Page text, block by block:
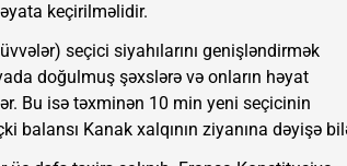
keçirilməlidir.
seçici siyahılarını genişləndirmək
doğulmuş şəxslərə və onların həyat
Bu isə təxminən 10 min yeni seçicinin
balansı Kanak xalqının ziyanına dəyişə